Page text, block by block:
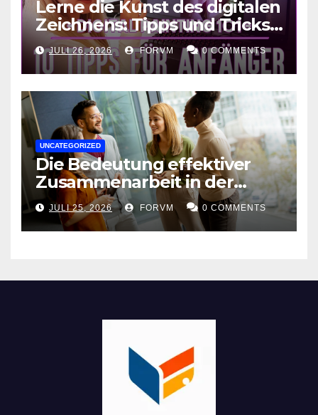
Lerne die Kunst des digitalen
Zeichnens: Tipps und Tricks
für kreative Ausdruckskunst
JULI 26, 2026 FORVM 0 COMMENTS
UNCATEGORIZED
Die Bedeutung effektiver
Zusammenarbeit in der
Arbeitswelt
JULI 25, 2026 FORVM 0 COMMENTS